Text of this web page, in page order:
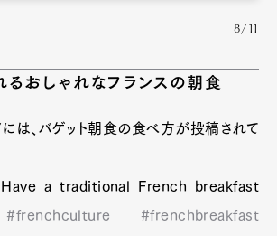
8/11
るおしゃれなフランスの朝食
には、バゲット朝食の食べ方が投稿されて
Have a traditional French breakfast
#frenchculture
#frenchbreakfast